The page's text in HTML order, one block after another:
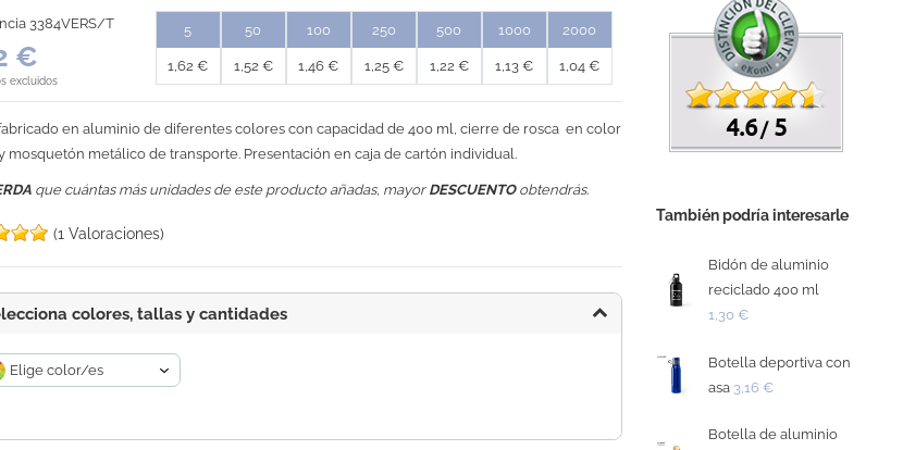
3384VERS/T
€
excluidos
5
1,62 €
50
1,52 €
100
1,46 €
250
1,25 €
500
1,22 €
1000
1,13 €
2000
1,04 €
en aluminio de diferentes colores con capacidad de 400 ml, cierre de rosca en color
mosquetón metálico de transporte. Presentación en caja de cartón individual.
que cuántas más unidades de este producto añadas, mayor DESCUENTOobtendrás.
(1 Valoraciones)
colores, tallas y cantidades
Elige color/es
4.6 /5
También podría interesarle
Bidón de aluminio
reciclado 400 ml
1,30 €
Botella deportiva con
asa 3,16 €
Botella de aluminio